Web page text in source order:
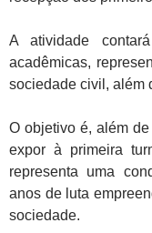
A atividade
acadêmicas,
sociedade civil, além
O objetivo é, além
expor à primeira
representa uma
anos de luta
sociedade.